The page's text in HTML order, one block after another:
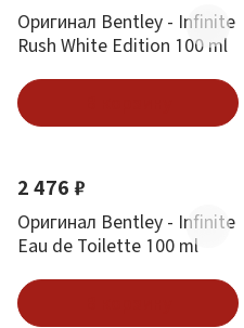
Оригинал Bentley - Infinite
Rush White Edition 100 ml
2 476 ₽
Оригинал Bentley - Infinite
Eau de Toilette 100 ml